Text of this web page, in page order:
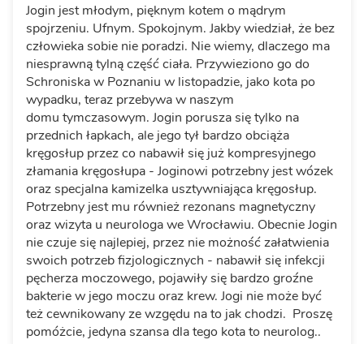
Jogin jest młodym, pięknym kotem o mądrym
spojrzeniu. Ufnym. Spokojnym. Jakby wiedział, że bez
człowieka sobie nie poradzi. Nie wiemy, dlaczego ma
niesprawną tylną część ciała. Przywieziono go do
Schroniska w Poznaniu w listopadzie, jako kota po
wypadku, teraz przebywa w naszym
domu tymczasowym. Jogin porusza się tylko na
przednich łapkach, ale jego tył bardzo obciąża
kręgosłup przez co nabawił się już kompresyjnego
złamania kręgosłupa - Joginowi potrzebny jest wózek
oraz specjalna kamizelka usztywniająca kręgosłup.
Potrzebny jest mu również rezonans magnetyczny
oraz wizyta u neurologa we Wrocławiu. Obecnie Jogin
nie czuje się najlepiej, przez nie możność załatwienia
swoich potrzeb fizjologicznych - nabawił się infekcji
pęcherza moczowego, pojawiły się bardzo groźne
bakterie w jego moczu oraz krew. Jogi nie może być
też cewnikowany ze wzgędu na to jak chodzi. Proszę
pomóżcie, jedyna szansa dla tego kota to neurolog..